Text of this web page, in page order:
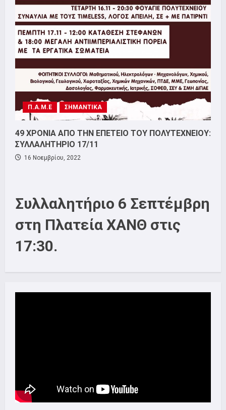
Π.Α.Μ.Ε ΣΗΜΑΝΤΙΚΑ
49 ΧΡΟΝΙΑ ΑΠΟ ΤΗΝ ΕΠΕΤΕΙΟ ΤΟΥ ΠΟΛΥΤΕΧΝΕΙΟΥ:
ΣΥΛΛΑΛΗΤΗΡΙΟ 17/11
16 Νοεμβρίου, 2022
Συλλαλητήριο 6 Σεπτέμβρη
στη Πλατεία ΧΑΝΘ στις
17:30.